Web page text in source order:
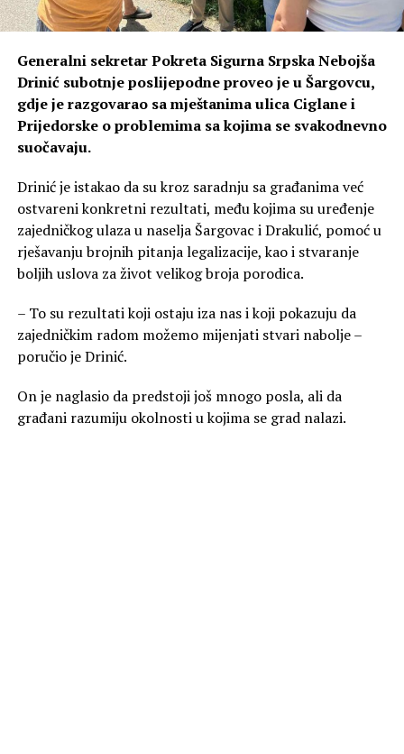
Generalni sekretar Pokreta Sigurna Srpska Nebojša
Drinić subotnje poslijepodne proveo je u Šargovcu,
gdje je razgovarao sa mještanima ulica Ciglane i
Prijedorske o problemima sa kojima se svakodnevno
suočavaju.
Drinić je istakao da su kroz saradnju sa građanima već
ostvareni konkretni rezultati, među kojima su uređenje
zajedničkog ulaza u naselja Šargovac i Drakulić, pomoć u
rješavanju brojnih pitanja legalizacije, kao i stvaranje
boljih uslova za život velikog broja porodica.
– To su rezultati koji ostaju iza nas i koji pokazuju da
zajedničkim radom možemo mijenjati stvari nabolje –
poručio je Drinić.
On je naglasio da predstoji još mnogo posla, ali da
građani razumiju okolnosti u kojima se grad nalazi.